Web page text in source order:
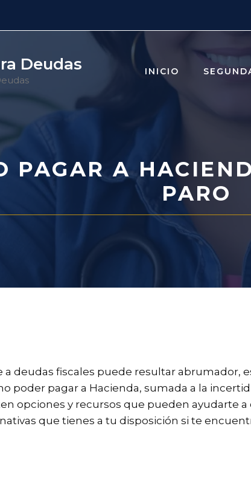
Deudas INICIO
PAGAR A
PARO
a deudas fiscales puede resultar abrumador,
poder pagar a Hacienda, sumada a la
opciones y recursos que pueden ayudarte
que tienes a tu disposición si te